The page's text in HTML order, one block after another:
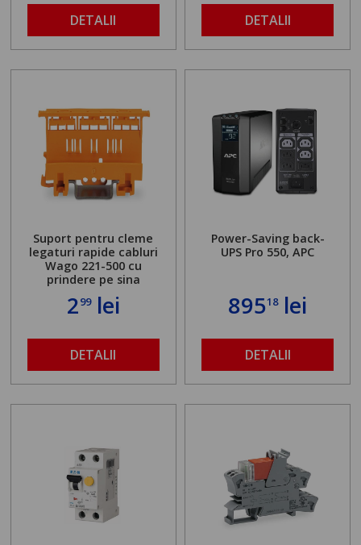
DETALII DETALII
Suport pentru cleme
legaturi rapide cabluri
Wago 221-500 cu
prindere pe sina
299lei
DETALII
Power-Saving back-
UPS Pro 550, APC
89518lei
DETALII